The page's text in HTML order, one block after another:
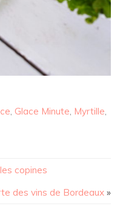
Glace Minute Myrtille
copines
des vins de Bordeaux »